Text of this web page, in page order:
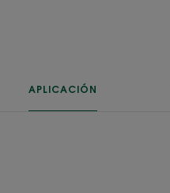
APLICACIÓN